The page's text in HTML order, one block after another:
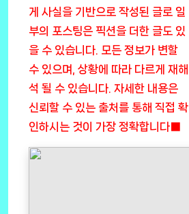
게 사실을 기반으로 작성된 글로 일
부의 포스팅은 픽션을 더한 글도 있
을 수 있습니다. 모든 정보가 변할
수 있으며, 상황에 따라 다르게 재해
석 될 수 있습니다. 자세한 내용은
신뢰할 수 있는 출처를 통해 직접 확
인하시는 것이 가장 정확합니다■